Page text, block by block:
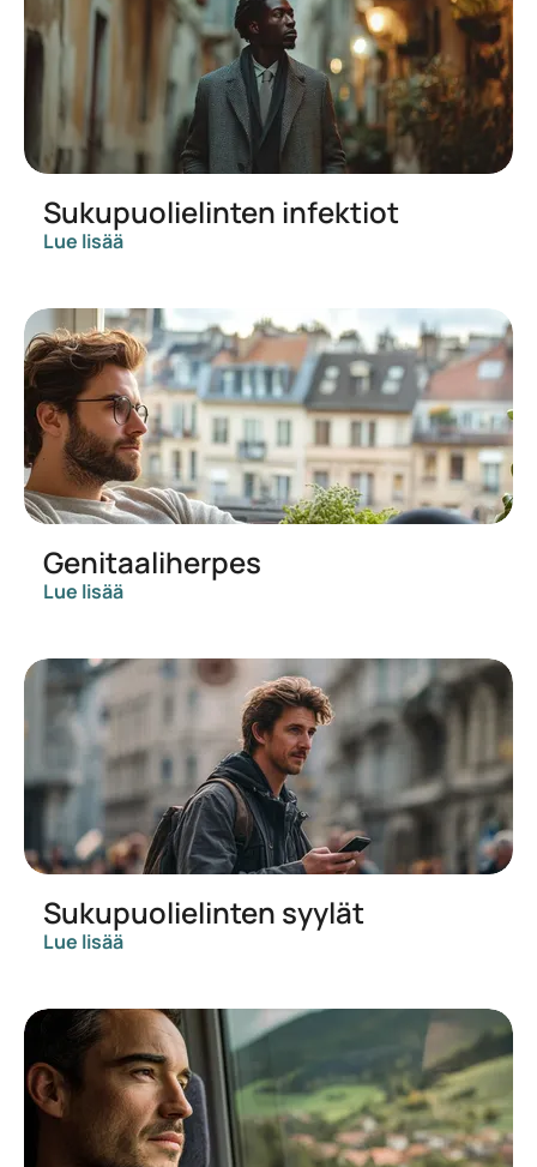
Sukupuolielinten infektiot
Lue lisää
Genitaaliherpes
Lue lisää
Sukupuolielinten syylät
Lue lisää